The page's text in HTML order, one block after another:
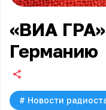
«ВИА
Германию
# Новости